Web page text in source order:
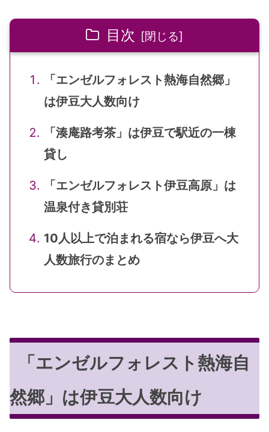
目次
「エンゼルフォレスト熱海自然郷」
は伊豆大人数向け
「湊庵路考茶」は伊豆で駅近の一棟
貸し
「エンゼルフォレスト伊豆高原」は
温泉付き貸別荘
10人以上で泊まれる宿なら伊豆へ大
人数旅行のまとめ
「エンゼルフォレスト熱海自
然郷」は伊豆大人数向け